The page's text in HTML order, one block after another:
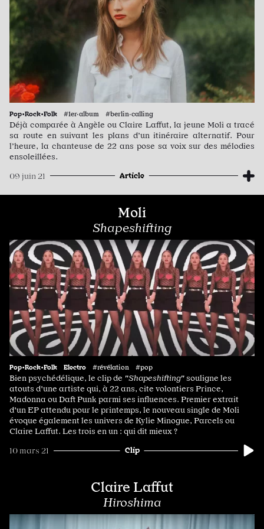
Pop•Rock•Folk #1er·album #berlin·calling
Déjà comparée à Angèle ou Claire Laffut, la jeune Moli a tracé
sa route en suivant les plans d’un itinéraire alternatif. Pour
l’heure, la chanteuse de 22 ans pose sa voix sur des mélodies
ensoleillées.
09 juin 21 Article
Moli
Shapeshifting
Pop•Rock•Folk Electro #révélation #pop
Bien psychédélique, le clip de "Shapeshifting"souligne les
atouts d'une artiste qui, à 22 ans, cite volontiers Prince,
Madonna ou Daft Punk parmi ses influences. Premier extrait
d'un EP attendu pour le printemps, le nouveau single de Moli
évoque également les univers de Kylie Minogue, Parcels ou
Claire Laffut. Les trois en un : qui dit mieux ?
10 mars 21 Clip
Claire Laffut
Hiroshima